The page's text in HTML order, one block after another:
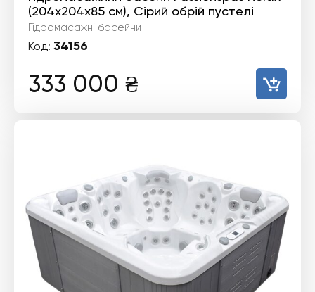
(204х204х85 см), Сірий обрій пустелі
Гідромасажні басейни
Код: 34156
333 000 ₴